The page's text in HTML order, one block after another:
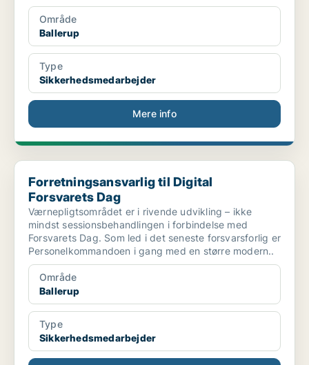
Område
Ballerup
Type
Sikkerhedsmedarbejder
Mere info
Forretningsansvarlig til Digital Forsvarets Dag
Forretningsansvarlig til Digital
Forsvarets Dag
Værnepligtsområdet er i rivende udvikling – ikke
mindst sessionsbehandlingen i forbindelse med
Forsvarets Dag. Som led i det seneste forsvarsforlig er
Personelkommandoen i gang med en større modern..
Område
Ballerup
Type
Sikkerhedsmedarbejder